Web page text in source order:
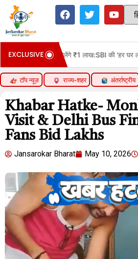
EXCLUSIVE
ब्याज, जानें इससे जुड़ी खास बातें हर
टॉप न्यूज़ राज्य-शहर अंतर्राष्ट्रीय
Khabar Hatke-
Visit & Delhi Bus
Fans Bid Lakhs
Jansarokar Bharat May 10, 2026